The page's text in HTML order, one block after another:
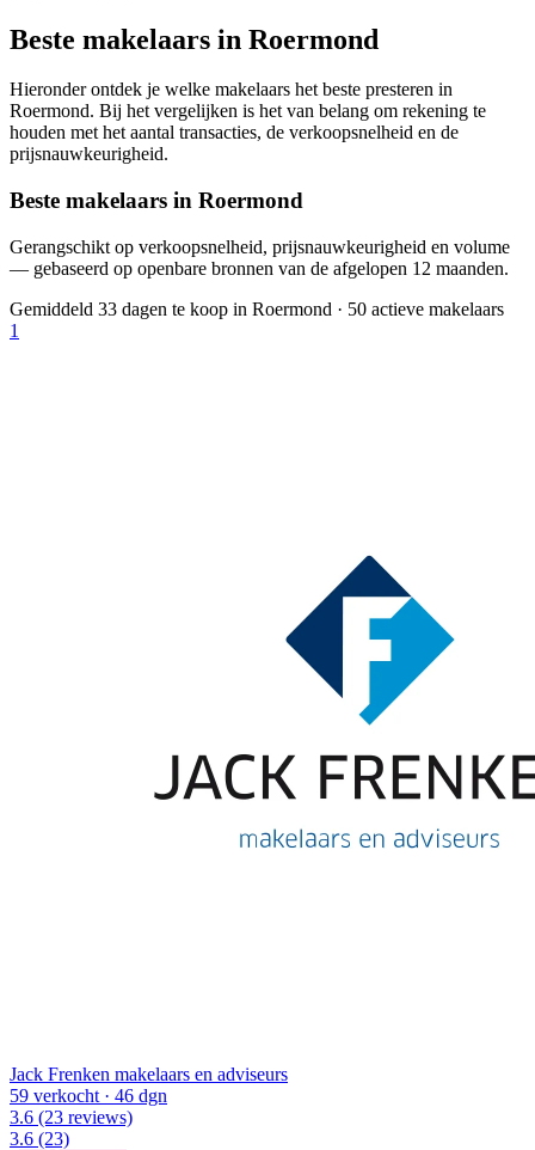
Beste makelaars in Roermond
Hieronder ontdek je welke makelaars het beste presteren in
Roermond. Bij het vergelijken is het van belang om rekening te
houden met het aantal transacties, de verkoopsnelheid en de
prijsnauwkeurigheid.
Beste makelaars in Roermond
Gerangschikt op verkoopsnelheid, prijsnauwkeurigheid en volume
— gebaseerd op openbare bronnen van de afgelopen 12 maanden.
Gemiddeld 33 dagen te koop in Roermond · 50 actieve makelaars
1
Jack Frenken makelaars en adviseurs
59 verkocht · 46 dgn
3.6 (23 reviews)
3.6 (23)